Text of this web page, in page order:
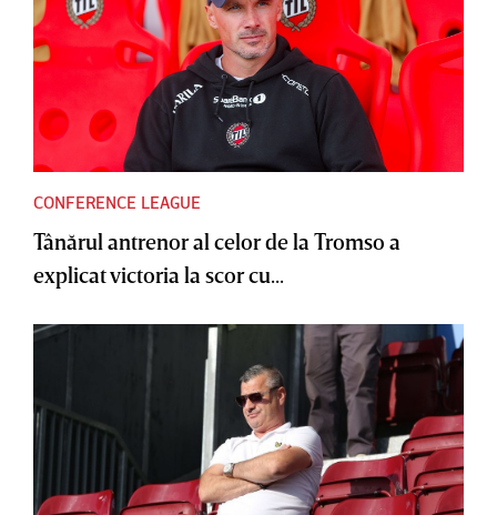
CONFERENCE LEAGUE
Tânărul antrenor al celor de la Tromso a
explicat victoria la scor cu...